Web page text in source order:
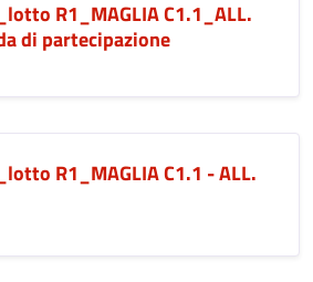
R1_MAGLIA C1.1_ALL.
di partecipazione
R1_MAGLIA C1.1 - ALL.